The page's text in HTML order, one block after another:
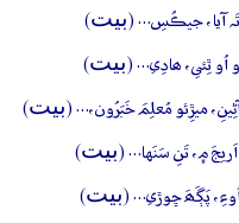
تَہ آيا، جيڪُسِ… (بيت)
اُو ٿِئي، ھادِي… (بيت)
آڻِينِ، ميڙِئو مُعلِمَ خَبَرُون،… (بيت)
۾، تَنِ سَنَها… (بيت)
اُوءِ، پَڳَھَ ڇوڙي… (بيت)